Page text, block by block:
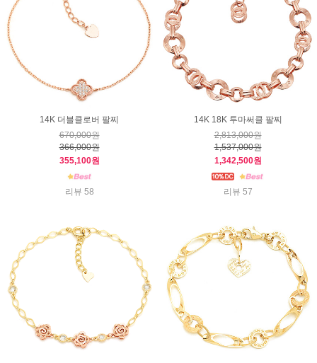
14K 더블클로버 팔찌
670,000원
366,000원
355,100원
리뷰 58
14K 18K 투마써클 팔찌
2,813,000원
1,537,000원
1,342,500원
리뷰 57